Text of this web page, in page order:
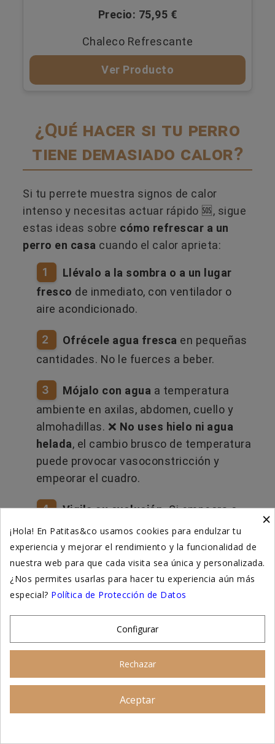
Precio: 75,95 €
Chaleco Refrescante
Ver Producto
¿Qué hacer si tu perro
tiene demasiado calor?
Si tu perrete muestra signos de calor
intenso y necesitas actuar rápido 🆘, sigue
estas ideas sobre cómo refrescar a un
perro en casa cuando el calor aprieta:
1
Llévalo a la sombra o a un lugar
fresco de inmediato, con ventilador o
aire acondicionado.
2 Ofrécele agua fresca en pequeñas
cantidades. No le fuerces a beber.
3 Mójalo con agua a temperatura
ambiente en axilas, abdomen, cuello y
almohadillas. ❌ No uses hielo ni agua
helada, el cambio brusco de temperatura
puede provocar vasoconstricción y
empeorar el cuadro.
4 Vigila su evolución.Si empeora o
aparecen síntomas como
desorientación, tambaleo o vómitos, es
un golpe de calor: ve al veterinario de
inmediato 🩺.
Lo mismo aplica. Muchos tutores optan
también por dejar encendido el aire
acondicionado o un ventilador en la
habitación donde duerme el perro.
Asesoramiento personalizado
×
¡Hola! En Patitas&co usamos cookies para endulzar tu
experiencia y mejorar el rendimiento y la funcionalidad de
nuestra web para que cada visita sea única y personalizada.
¿Nos permites usarlas para hacer tu experiencia aún más
especial? Política de Protección de Datos
Configurar
Rechazar
Aceptar